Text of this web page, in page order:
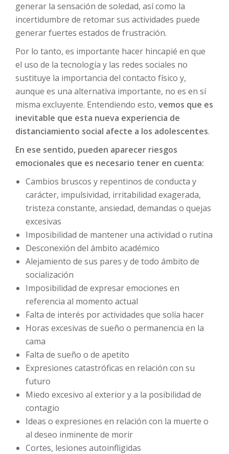
generar la sensación de soledad, así como la
incertidumbre de retomar sus actividades puede
generar fuertes estados de frustración.
Por lo tanto, es importante hacer hincapié en que
el uso de la tecnología y las redes sociales no
sustituye la importancia del contacto físico y,
aunque es una alternativa importante, no es en sí
misma excluyente. Entendiendo esto, vemos que es
inevitable que esta nueva experiencia de
distanciamiento social afecte a los adolescentes.
En ese sentido, pueden aparecer riesgos
emocionales que es necesario tener en cuenta:
Cambios bruscos y repentinos de conducta y
carácter, impulsividad, irritabilidad exagerada,
tristeza constante, ansiedad, demandas o quejas
excesivas
Imposibilidad de mantener una actividad o rutina
Desconexión del ámbito académico
Alejamiento de sus pares y de todo ámbito de
socialización
Imposibilidad de expresar emociones en
referencia al momento actual
Falta de interés por actividades que solía hacer
Horas excesivas de sueño o permanencia en la
cama
Falta de sueño o de apetito
Expresiones catastróficas en relación con su
futuro
Miedo excesivo al exterior y a la posibilidad de
contagio
Ideas o expresiones en relación con la muerte o
al deseo inminente de morir
Cortes, lesiones autoinfligidas